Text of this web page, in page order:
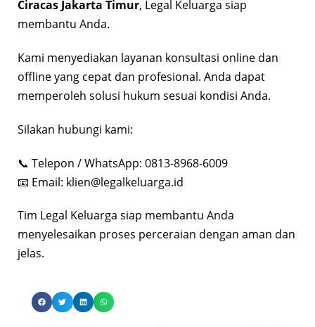
Ciracas Jakarta Timur, Legal Keluarga siap
membantu Anda.
Kami menyediakan layanan konsultasi online dan
offline yang cepat dan profesional. Anda dapat
memperoleh solusi hukum sesuai kondisi Anda.
Silakan hubungi kami:
📞 Telepon / WhatsApp: 0813-8968-6009
📧 Email: klien@legalkeluarga.id
Tim Legal Keluarga siap membantu Anda
menyelesaikan proses perceraian dengan aman dan
jelas.